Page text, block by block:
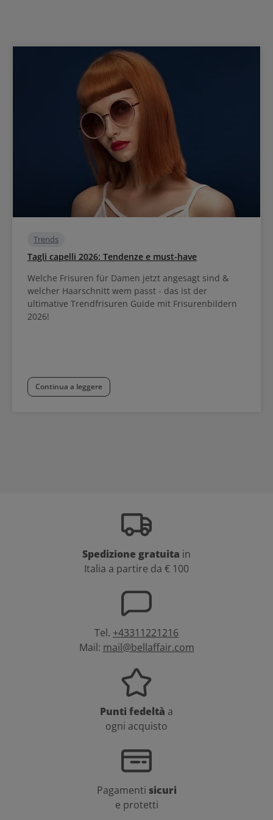
Trends
Tagli capelli 2026: Tendenze e must-have
Welche Frisuren für Damen jetzt angesagt sind &
welcher Haarschnitt wem passt - das ist der
ultimative Trendfrisuren Guide mit Frisurenbildern
2026!
Continua a leggere
Spedizione gratuita in
Italia a partire da € 100
Tel. +43311221216
Mail: mail@bellaffair.com
Punti fedeltà a
ogni acquisto
Pagamenti sicuri
e protetti